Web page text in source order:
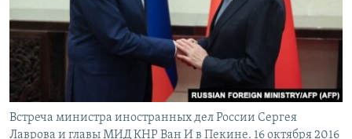
Встреча министра иностранных дел России Сергея
Лаврова и главы МИД КНР Ван И в Пекине. 16 октября 2016